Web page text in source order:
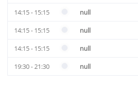
14:15 - 15:15 null
14:15 - 15:15 null
14:15 - 15:15 null
19:30 - 21:30 null